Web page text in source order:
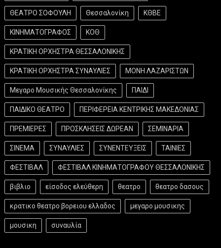
ΘΕΑΤΡΟ ΣΟΦΟΥΛΗ Θεσσαλονίκη ΚΘΒΕ
ΚΙΝΗΜΑΤΟΓΡΑΦΟΣ ΚΟΘ
ΚΡΑΤΙΚΗ ΟΡΧΗΣΤΡΑ ΘΕΣΣΑΛΟΝΙΚΗΣ
ΚΡΑΤΙΚΗ ΟΡΧΗΣΤΡΑ ΣΥΝΑΥΛΙΕΣ ΜΟΝΗ ΛΑΖΑΡΙΣΤΩΝ
Μεγαρο Μουσικής Θεσσαλονίκης ΠΑΙΔΙ
ΠΑΙΔΙΚΟ ΘΕΑΤΡΟ ΠΕΡΙΦΕΡΕΙΑ ΚΕΝΤΡΙΚΗΣ ΜΑΚΕΔΟΝΙΑΣ
ΠΡΕΜΙΕΡΕΣ ΠΡΟΣΚΛΗΣΕΙΣ ΔΩΡΕΑΝ ΣΕΜΙΝΑΡΙΑ
ΣΙΝΕΜΑ ΣΥΝΑΥΛΙΕΣ ΣΥΝΕΝΤΕΥΞΕΙΣ ΤΑΙΝΙΕΣ
ΦΕΣΤΙΒΑΛ ΦΕΣΤΙΒΑΛ ΚΙΝΗΜΑΤΟΓΡΑΦΟΥ ΘΕΣΣΑΛΟΝΙΚΗΣ
βιβλιο είσοδος ελεύθερη θεατρο θεατρο δασους
κρατικο θεατρο βορειου ελλαδος μεγαρο μουσικης
μουσικη συναυλία